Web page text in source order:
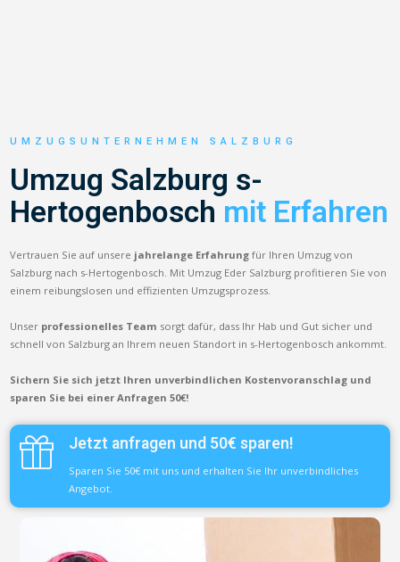
UMZUGSUNTERNEHMEN SALZBURG
Umzug Salzburg s-
Hertogenbosch mit Erfahren
Vertrauen Sie auf unsere jahrelange Erfahrung für Ihren Umzug von
Salzburg nach s-Hertogenbosch. Mit Umzug Eder Salzburg profitieren Sie von
einem reibungslosen und effizienten Umzugsprozess.
Unser professionelles Team sorgt dafür, dass Ihr Hab und Gut sicher und
schnell von Salzburg an Ihrem neuen Standort in s-Hertogenbosch ankommt.
Sichern Sie sich jetzt Ihren unverbindlichen Kostenvoranschlag und
sparen Sie bei einer Anfragen 50€!
Jetzt anfragen und 50€ sparen!
Sparen Sie 50€ mit uns und erhalten Sie Ihr unverbindliches
Angebot.